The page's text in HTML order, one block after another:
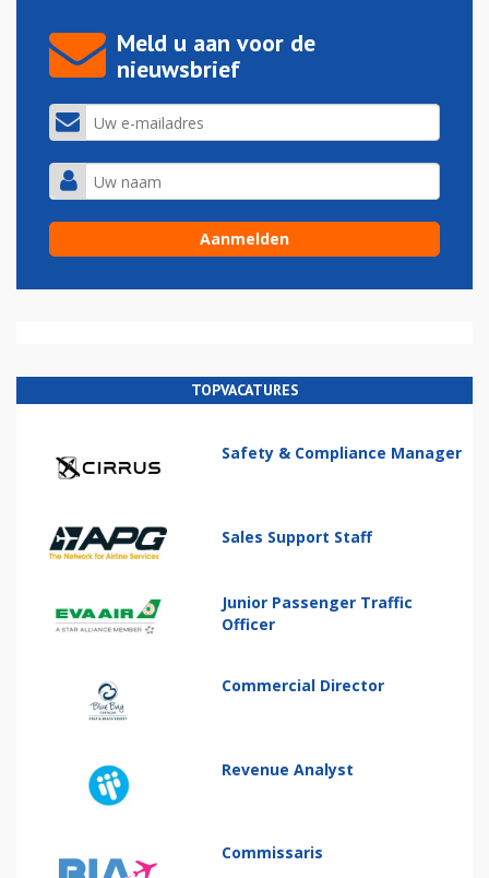
Meld u aan voor de
nieuwsbrief
TOPVACATURES
Safety & Compliance Manager
Sales Support Staff
Junior Passenger Traffic
Officer
Commercial Director
Revenue Analyst
Commissaris